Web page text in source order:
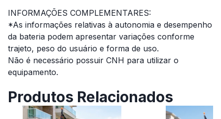
INFORMAÇÕES COMPLEMENTARES:
*As informações relativas à autonomia e desempenho
da bateria podem apresentar variações conforme
trajeto, peso do usuário e forma de uso.
Não é necessário possuir CNH para utilizar o
equipamento.
Produtos Relacionados